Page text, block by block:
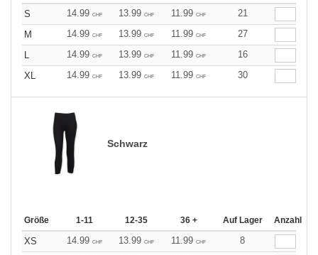
S 14.99 CHF 13.99 CHF 11.99 CHF
21
M
14.99 CHF 13.99 CHF 11.99 CHF
27
L
14.99 CHF 13.99 CHF 11.99 CHF
16
XL
14.99 CHF 13.99 CHF 11.99 CHF 30
Schwarz
Größe 1-11 12-35 36 + Auf Lager Anzahl
XS 14.99 CHF 13.99 CHF 11.99 CHF
8